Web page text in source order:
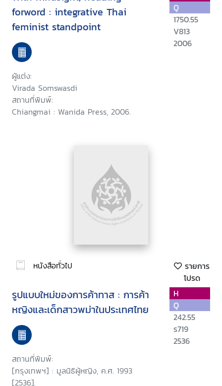
forword : integrative Thai
feminist standpoint
ผู้แต่ง:
Virada Somswasdi
สถานที่พิมพ์:
Chiangmai : Wanida Press, 2006.
Q
1750.55
V813
2006
หนังสือทั่วไป
รายการ
โปรด
รูปแบบใหม่ของการค้าทาส : การค้า
หญิงและเด็กสาวพม่าในประเทศไทย
สถานที่พิมพ์:
[กรุงเทพฯ] : มูลนิธิผู้หญิง, ค.ศ. 1993
[2536].
H
Q
242.55
ร719
2536